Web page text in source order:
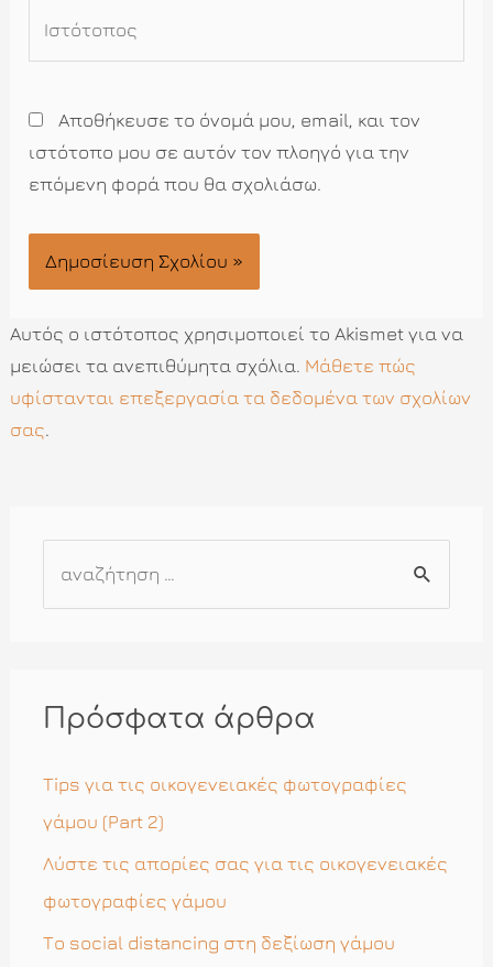
Αποθήκευσε το όνομά μου, email, και τον
ιστότοπο μου σε αυτόν τον πλοηγό για την
επόμενη φορά που θα σχολιάσω.
Αυτός ο ιστότοπος χρησιμοποιεί το Akismet για να
μειώσει τα ανεπιθύμητα σχόλια. Μάθετε πώς
υφίστανται επεξεργασία τα δεδομένα των σχολίων
σας.
ή
η
σ
η
γ
Πρόσφατα άρθρα
Tips για τις οικογενειακές φωτογραφίες
γάμου (Part 2)
Λύστε τις απορίες σας για τις οικογενειακές
φωτογραφίες γάμου
Το social distancing στη δεξίωση γάμου